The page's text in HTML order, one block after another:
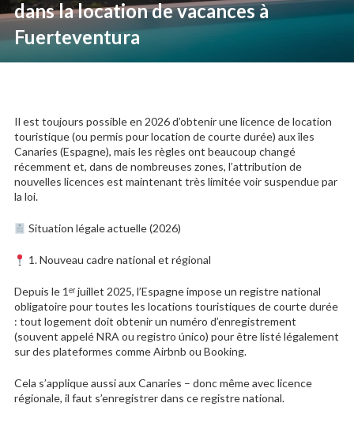
dans la location de vacances à
Fuerteventura
Il est toujours possible en 2026 d’obtenir une licence de location
touristique (ou permis pour location de courte durée) aux îles
Canaries (Espagne), mais les règles ont beaucoup changé
récemment et, dans de nombreuses zones, l’attribution de
nouvelles licences est maintenant très limitée voir suspendue par
la loi.
Situation légale actuelle (2026)
1. Nouveau cadre national et régional
Depuis le 1ᵉʳ juillet 2025, l’Espagne impose un registre national
obligatoire pour toutes les locations touristiques de courte durée
: tout logement doit obtenir un numéro d’enregistrement
(souvent appelé NRA ou registro único) pour être listé légalement
sur des plateformes comme Airbnb ou Booking.
Cela s’applique aussi aux Canaries – donc même avec licence
régionale, il faut s’enregistrer dans ce registre national.